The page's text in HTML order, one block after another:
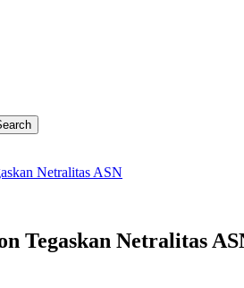
Netralitas ASN
Tegaskan Netralitas